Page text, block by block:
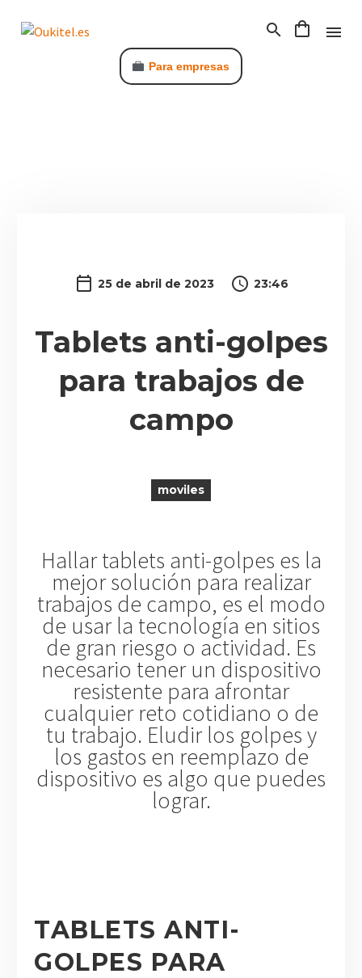
Para empresas
25 de abril de 2023 23:46
Tablets anti-golpes
para trabajos de
campo
moviles
Hallar tablets anti-golpes es la
mejor solución para realizar
trabajos de campo, es el modo
de usar la tecnología en sitios
de gran riesgo o actividad. Es
necesario tener un dispositivo
resistente para afrontar
cualquier reto cotidiano o de
tu trabajo. Eludir los golpes y
los gastos en reemplazo de
dispositivo es algo que puedes
lograr.
TABLETS ANTI-
GOLPES PARA